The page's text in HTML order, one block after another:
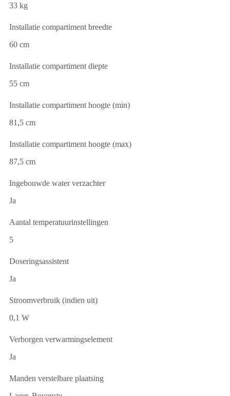
33 kg
Installatie compartiment breedte
60 cm
Installatie compartiment diepte
55 cm
Installatie compartiment hoogte (min)
81,5 cm
Installatie compartiment hoogte (max)
87,5 cm
Ingebouwde water verzachter
Ja
Aantal temperatuurinstellingen
5
Doseringsassistent
Ja
Stroomverbruik (indien uit)
0,1 W
Verborgen verwarmingselement
Ja
Manden verstelbare plaatsing